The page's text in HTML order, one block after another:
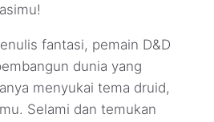
fantasi, pemain D&D
dunia yang
menyukai tema druid,
Selami dan temukan